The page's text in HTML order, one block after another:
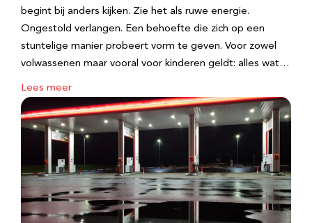
begint bij anders kijken. Zie het als ruwe energie.
Ongestold verlangen. Een behoefte die zich op een
stuntelige manier probeert vorm te geven. Voor zowel
volwassenen maar vooral voor kinderen geldt: alles wat…
Lees meer